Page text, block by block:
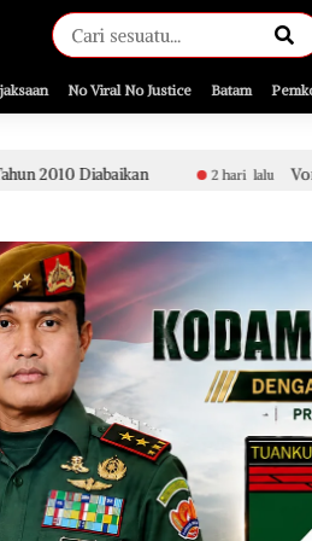
No Viral No Justice Batam
2 hari lalu Vonis Bayu di Tengah